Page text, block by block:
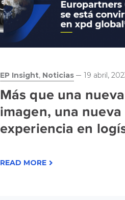
EP Insight, Noticias 19 abril,
Más que una nueva
imagen, una nueva
experiencia en
READ MORE